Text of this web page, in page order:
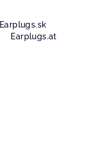
Earplugs.sk
Earplugs.at